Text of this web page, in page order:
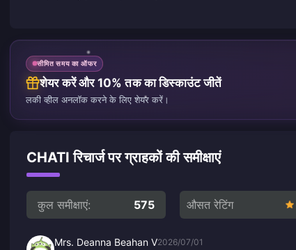
सीमित समय का ऑफर
शेयर करें और 10% तक का डिस्काउंट जीतें
लकी व्हील अनलॉक करने के लिए शेयर करें।
CHATI रिचार्ज पर ग्राहकों की समीक्षाएं
कुल समीक्षाएं: 575 औसत रेटिंग
Mrs. Deanna Beahan V2026/07/01